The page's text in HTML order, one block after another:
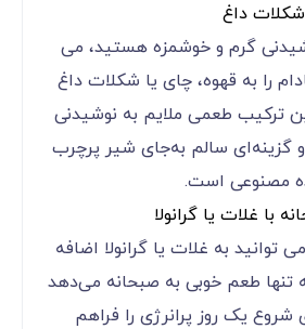
گرم و خوشمزه هستید، می‌
را به قهوه، چای یا شکلات داغ
ترکیب طعمی ملایم به نوشیدنی‌
سالم به‌جای شیر پرچرب
مصنوعی است.
‌توانید به غلات یا گرانولا اضافه
تنها طعم خوبی به صبحانه می‌دهد
شروع یک روز پرانرژی را فراهم